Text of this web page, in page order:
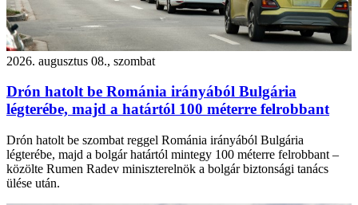
2026. augusztus 08., szombat
Drón hatolt be Románia irányából Bulgária
légterébe, majd a határtól 100 méterre felrobbant
Drón hatolt be szombat reggel Románia irányából Bulgária
légterébe, majd a bolgár határtól mintegy 100 méterre felrobbant –
közölte Rumen Radev miniszterelnök a bolgár biztonsági tanács
ülése után.